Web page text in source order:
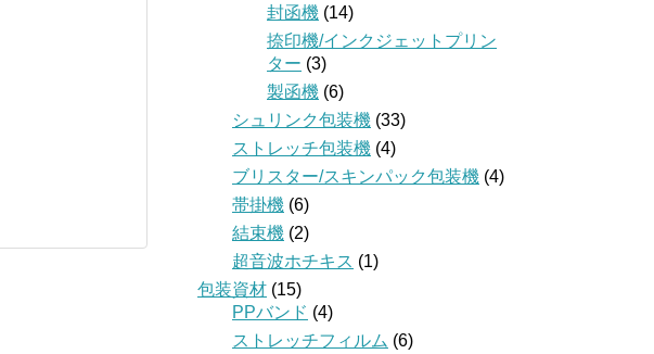
封函機 (14)
捺印機/インクジェットプリン
ター (3)
製函機 (6)
シュリンク包装機 (33)
ストレッチ包装機 (4)
ブリスター/スキンパック包装機 (4)
帯掛機 (6)
結束機 (2)
超音波ホチキス (1)
包装資材 (15)
PPバンド (4)
ストレッチフィルム (6)